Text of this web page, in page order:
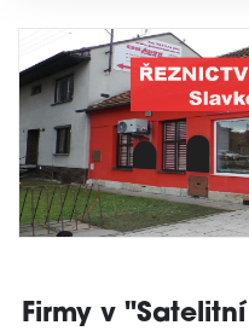
Firmy v